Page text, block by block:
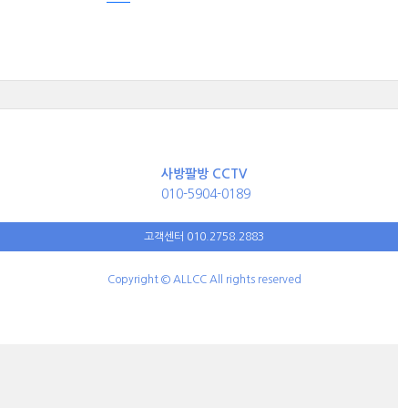
사방팔방 CCTV
010-5904-0189
고객센터 010.2758.2883
Copyright © ALLCC All rights reserved